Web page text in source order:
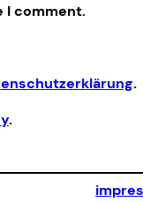
I comment.
.
.